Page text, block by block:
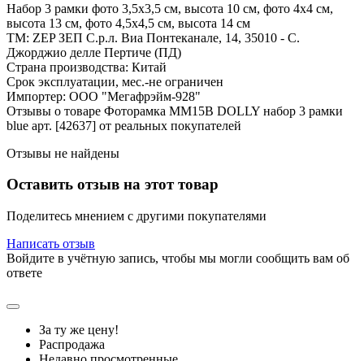
Набор 3 рамки фото 3,5x3,5 см, высота 10 см, фото 4x4 см,
высота 13 см, фото 4,5x4,5 см, высота 14 см
ТМ: ZEP ЗЕП С.р.л. Виа Понтеканале, 14, 35010 - С.
Джорджио делле Пертиче (ПД)
Страна производства: Китай
Срок эксплуатации, мес.-не ограничен
Импортер: ООО "Мегафрэйм-928"
Отзывы о товаре Фоторамка MM15B DOLLY набор 3 рамки
blue арт. [42637] от реальных покупателей
Отзывы не найдены
Оставить отзыв на этот товар
Поделитесь мнением с другими покупателями
Написать отзыв
Войдите в учётную запись, чтобы мы могли сообщить вам об
ответе
За ту же цену!
Распродажа